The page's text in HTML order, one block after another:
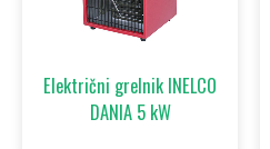
Električni grelnik INELCO
DANIA 5 kW